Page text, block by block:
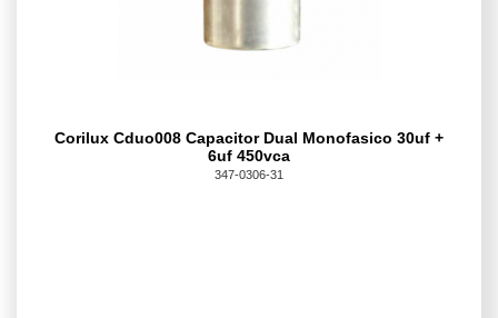
Corilux Cduo008 Capacitor Dual Monofasico 30uf +
6uf 450vca
347-0306-31